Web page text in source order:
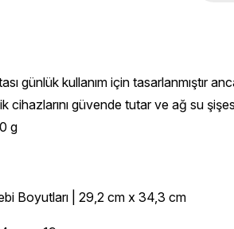
günlük kullanım için tasarlanmıştır
güvende tutar ve ağ su
g
Boyutları | 29,2 cm x 34,3 cm